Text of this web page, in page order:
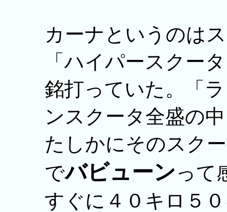
カーナというのは
「ハイパースクー
銘打っていた。「
ンスクータ全盛の
たしかにそのスク
でバビューンって
すぐに４０キロ５